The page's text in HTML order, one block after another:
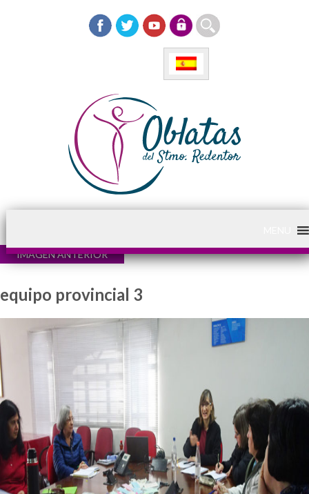
IMAGEN ANTERIOR
equipo provincial 3